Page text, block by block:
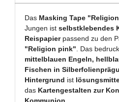
Das Masking Tape
Jungen istselbstklebendes
Reispapierpassend zu den
"Religion pink". Das
mittelblauen Engeln,
Fischen in
Hintergrund ist
das Kartengestalten zur